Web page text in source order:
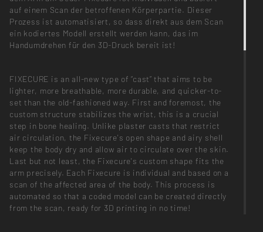
auf einem Scan der betroffenen Körperpartie. Dieser
Prozess ist automatisiert, so dass direkt aus dem Scan
ein kodiertes Modell erstellt werden kann, das im
Handumdrehen für den 3D-Druck bereit ist!
FIXECURE is an all-new type of “cast” that aims to be
lighter, more breathable, more durable, and quicker-to-
set than the old-fashioned way. First and foremost, the
custom structure stabilizes the wrist, this is a crucial
step in bone healing. Unlike plaster casts that restrict
air circulation, the Fixecure's open shape and airy shell
keep the body dry and allow air to circulate over the skin.
Last but not least, the Fixecure's custom shape fits the
arm precisely. Each Fixecure is individual and based on a
scan of the affected area of the body. This process is
automated so that a coded model can be created directly
from the scan, ready for 3D printing in no time!